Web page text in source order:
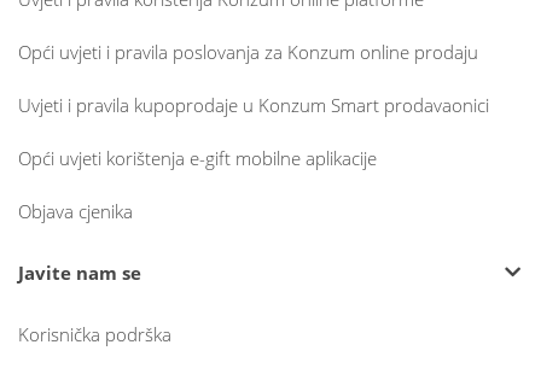
Opći uvjeti i pravila poslovanja za Konzum online prodaju
Uvjeti i pravila kupoprodaje u Konzum Smart prodavaonici
Opći uvjeti korištenja e-gift mobilne aplikacije
Objava cjenika
Javite nam se
Korisnička podrška